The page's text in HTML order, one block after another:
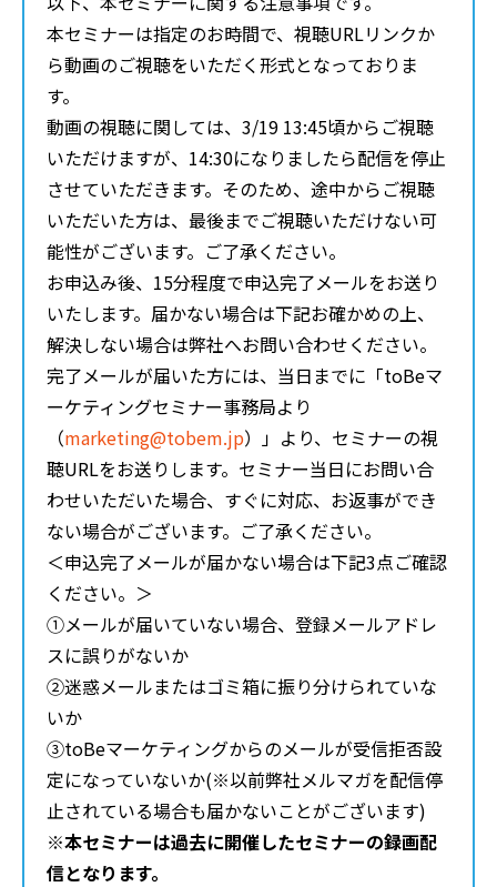
本セミナーは指定のお時間で、視聴URLリンクか
ら動画のご視聴をいただく形式となっておりま
す。
動画の視聴に関しては、3/19 13:45頃からご視聴
いただけますが、14:30になりましたら配信を停止
させていただきます。そのため、途中からご視聴
いただいた方は、最後までご視聴いただけない可
能性がございます。ご了承ください。
お申込み後、15分程度で申込完了メールをお送り
いたします。届かない場合は下記お確かめの上、
解決しない場合は弊社へお問い合わせください。
完了メールが届いた方には、当日までに「toBeマ
ーケティングセミナー事務局より
（marketing@tobem.jp）」より、セミナーの視
聴URLをお送りします。セミナー当日にお問い合
わせいただいた場合、すぐに対応、お返事ができ
ない場合がございます。ご了承ください。
＜申込完了メールが届かない場合は下記3点ご確認
ください。＞
①メールが届いていない場合、登録メールアドレ
スに誤りがないか
②迷惑メールまたはゴミ箱に振り分けられていな
いか
③toBeマーケティングからのメールが受信拒否設
定になっていないか(※以前弊社メルマガを配信停
止されている場合も届かないことがございます)
※本セミナーは過去に開催したセミナーの録画配
信となります。